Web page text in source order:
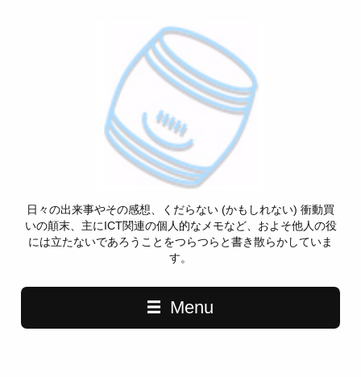
日々の出来事やその感想、くだらない (かもしれない) 衝動買
いの顛末、主にICT関連の個人的なメモなど、およそ他人の役
には立たないであろうことをつらつらと書き散らかしていま
す。
Menu